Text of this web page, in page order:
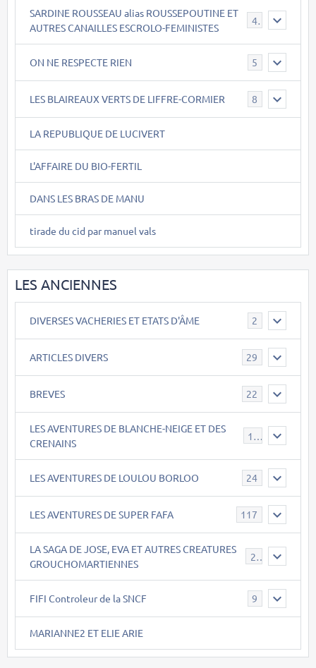
SARDINE ROUSSEAU alias ROUSSEPOUTINE ET
AUTRES CANAILLES ESCROLO-FEMINISTES
40
ON NE RESPECTE RIEN 5
LES BLAIREAUX VERTS DE LIFFRE-CORMIER 8
LA REPUBLIQUE DE LUCIVERT
L'AFFAIRE DU BIO-FERTIL
DANS LES BRAS DE MANU
tirade du cid par manuel vals
LES ANCIENNES
DIVERSES VACHERIES ET ETATS D'ÂME 2
ARTICLES DIVERS 29
BREVES 22
LES AVENTURES DE BLANCHE-NEIGE ET DES
CRENAINS
17
LES AVENTURES DE LOULOU BORLOO 24
LES AVENTURES DE SUPER FAFA 117
LA SAGA DE JOSE, EVA ET AUTRES CREATURES
GROUCHOMARTIENNES
26
FIFI Controleur de la SNCF 9
MARIANNE2 ET ELIE ARIE